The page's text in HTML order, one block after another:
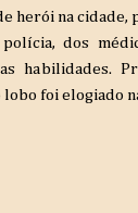
na cidade,
polícia, dos
habilidades.
lobo foi elogiado